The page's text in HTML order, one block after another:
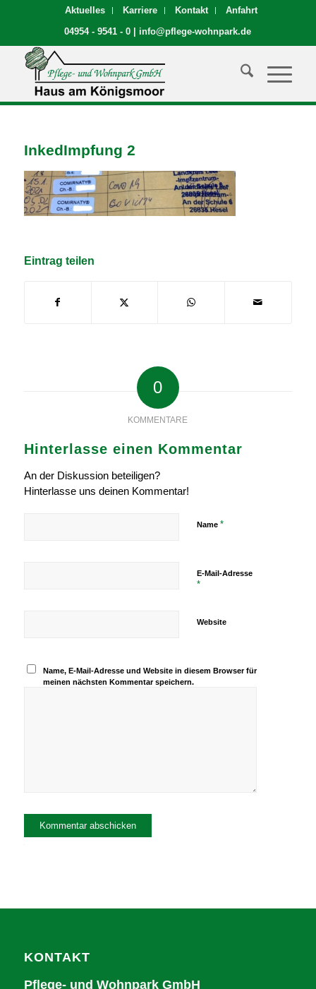
Aktuelles Karriere Kontakt
Anfahrt
04954 - 9541 - 0
info@pflege-wohnpark.de
InkedImpfung 2
Eintrag teilen
0
KOMMENTARE
Hinterlasse einen Kommentar
An der Diskussion beteiligen?
Hinterlasse uns deinen Kommentar!
Name *
E-Mail-Adresse
*
Website
Name, E-Mail-Adresse und Website in diesem Browser für
meinen nächsten Kommentar speichern.
KONTAKT
Pflege- und Wohnpark GmbH